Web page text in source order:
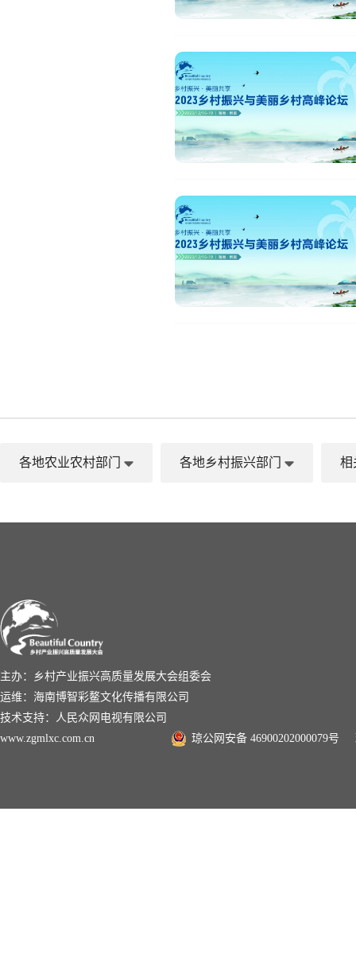
各地农业农村部门 各地乡村振兴部门 相
主办：乡村产业振兴高质量发展大会组委会
运维：海南博智彩鳌文化传播有限公司
技术支持：人民众网电视有限公司
www.zgmlxc.com.cn
琼公网安备 46900202000079号